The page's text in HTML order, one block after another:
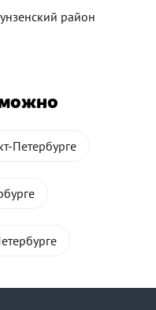
район
Петербурге